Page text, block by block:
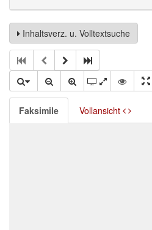
Inhaltsverz. u. Volltextsuche
Faksimile Vollansicht